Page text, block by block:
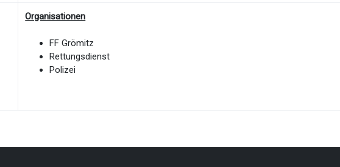
Organisationen
FF Grömitz
Rettungsdienst
Polizei